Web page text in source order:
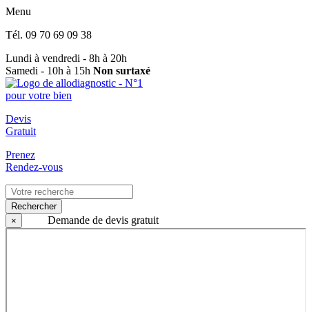
Menu
Tél. 09 70 69 09 38
Lundi à vendredi - 8h à 20h
Samedi - 10h à 15h Non surtaxé
Devis
Gratuit
Prenez
Rendez-vous
Rechercher
×
Demande de devis gratuit